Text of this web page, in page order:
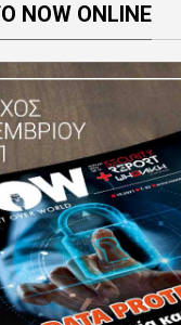
NOW ONLINE